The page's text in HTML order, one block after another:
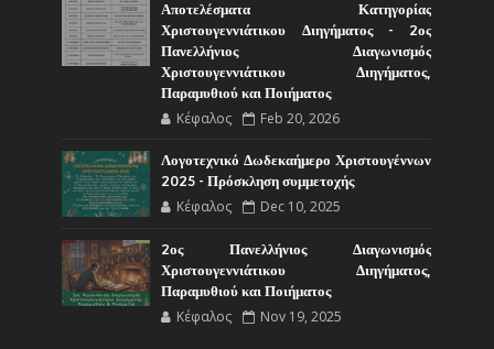
Αποτελέσματα Κατηγορίας
Χριστουγεννιάτικου Διηγήματος - 2ος
Πανελλήνιος Διαγωνισμός
Χριστουγεννιάτικου Διηγήματος,
Παραμυθιού και Ποιήματος
Κέφαλος Feb 20, 2026
Λογοτεχνικό Δωδεκαήμερο Χριστουγέννων
2025 - Πρόσκληση συμμετοχής
Κέφαλος Dec 10, 2025
2ος Πανελλήνιος Διαγωνισμός
Χριστουγεννιάτικου Διηγήματος,
Παραμυθιού και Ποιήματος
Κέφαλος Nov 19, 2025